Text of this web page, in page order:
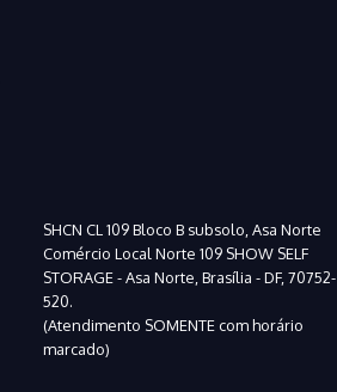
SHCN CL 109 Bloco B subsolo, Asa Norte
Comércio Local Norte 109 SHOW SELF
STORAGE - Asa Norte, Brasília - DF, 70752-
520.
(Atendimento SOMENTE com horário
marcado)